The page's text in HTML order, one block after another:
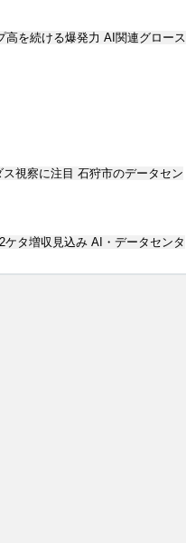
高を続ける爆発力 AI関連グロース
視察に注目 石狩市のデータセン
タ増収見込み AI・データセンタ